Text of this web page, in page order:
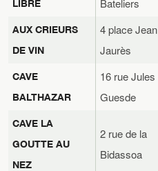
LIBRE
Bateliers
AUX CRIEURS
DE VIN
4 place Jean
Jaurès
CAVE
BALTHAZAR
16 rue Jules
Guesde
CAVE LA
GOUTTE AU
NEZ
2 rue de la
Bidassoa